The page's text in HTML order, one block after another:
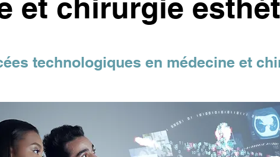
et chirurgie
technologiques en médecine et